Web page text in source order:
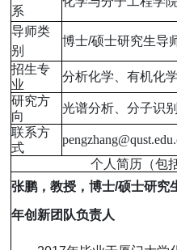
系
导师类
别
博士/硕士研究生导
招生专
业
分析化学 有机化学
研究方
向
光谱分析、 分子识
联系方
式
个人简历（包
张鹏，教授，博士/硕士研究
年创新团队负责人